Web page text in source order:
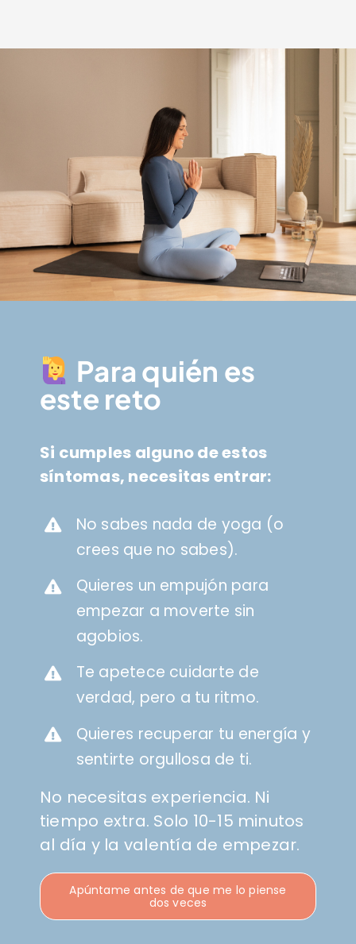
Para quién es
este reto
Si cumples alguno de estos
síntomas, necesitas entrar:
No sabes nada de yoga (o
crees que no sabes).
Quieres un empujón para
empezar a moverte sin
agobios.
Te apetece cuidarte de
verdad, pero a tu ritmo.
Quieres recuperar tu energía y
sentirte orgullosa de ti.
No necesitas experiencia. Ni
tiempo extra. Solo 10-15 minutos
al día y la valentía de empezar.
Apúntame antes de que me lo piense
dos veces